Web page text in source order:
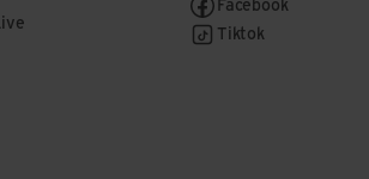
Facebook
Tiktok